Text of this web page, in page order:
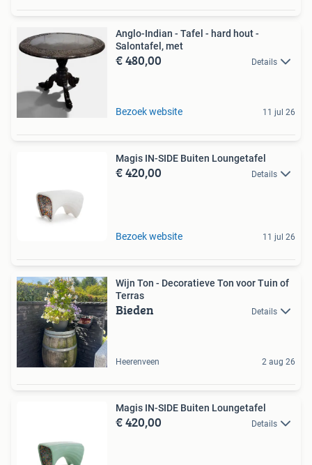
Anglo-Indian - Tafel - hard hout -
Salontafel, met
€ 480,00 Details
Bezoek website 11 jul 26
Magis IN-SIDE Buiten Loungetafel
€ 420,00 Details
Bezoek website 11 jul 26
Wijn Ton - Decoratieve Ton voor Tuin of
Terras
Bieden Details
Heerenveen 2 aug 26
Magis IN-SIDE Buiten Loungetafel
€ 420,00 Details